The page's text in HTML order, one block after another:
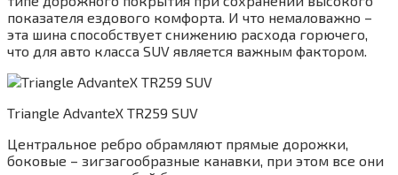
показателя ездового комфорта. И что немаловажно –
эта шина способствует снижению расхода горючего,
что для авто класса SUV является важным фактором.
Triangle AdvanteX TR259 SUV
Центральное ребро обрамляют прямые дорожки,
боковые – зигзагообразные канавки, при этом все они